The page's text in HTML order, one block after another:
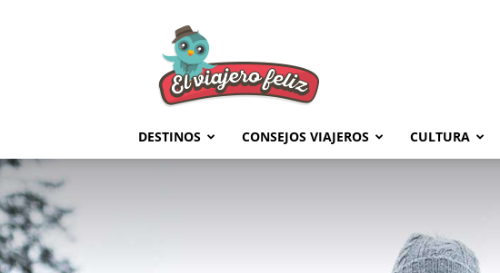
Feliz
DESTINOS CONSEJOS VIAJEROS CULTURA